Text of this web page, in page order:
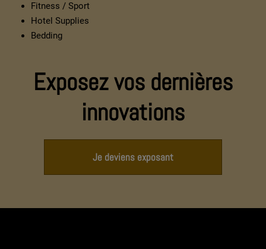
Fitness / Sport
Hotel Supplies
Bedding
Exposez vos dernières
innovations
Je deviens exposant